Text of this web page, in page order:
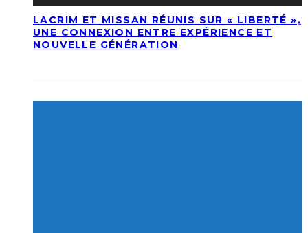
LACRIM ET MISSAN RÉUNIS SUR « LIBERTÉ »,
UNE CONNEXION ENTRE EXPÉRIENCE ET
NOUVELLE GÉNÉRATION